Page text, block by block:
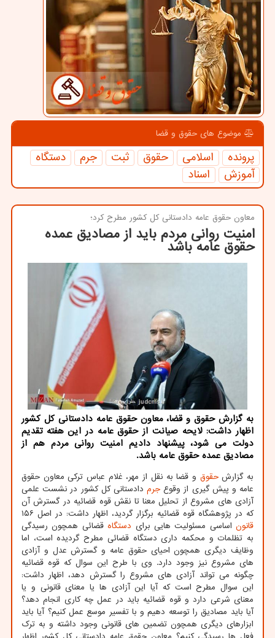
موضوع های حقوق و قضا
پرونده اسلامی حقوق ثبت جرم
دستگاه
آموزش
اسناد
معاون حقوق عامه دادستانی كل كشور مطرح كرد؛
امنیت روانی مردم باید از مصادیق عمده
حقوق عامه باشد
به گزارش حقوق و قضا، معاون حقوق عامه دادستانی کل کشور
اظهار داشت: لایحه صیانت از حقوق عامه در این هفته تقدیم
دولت می شود، پیشنهاد دادیم امنیت روانی مردم هم از
مصادیق عمده حقوق عامه باشد.
به گزارشحقوق و قضا به نقل از مهر، غلام عباس ترکی معاون حقوق
عامه و پیش گیری از وقوع جرم دادستانی کل کشور در نشست علمی
آزادی های مشروع از تحلیل معنا تا نقش قوه قضائیه در گسترش آن
که در پژوهشگاه قوه قضائیه برگزار گردید، اظهار داشت: در اصل ۱۵۶
قانون اساسی مسئولیت هایی برای دستگاه قضائی همچون رسیدگی
به تظلمات و محکمه داری دستگاه قضائی مطرح گردیده است، اما
وظایف دیگری همچون احیای حقوق عامه و گسترش عدل و آزادی
های مشروع نیز وجود دارد. وی با طرح این سوال که قوه قضائیه
چگونه می تواند آزادی های مشروع را گسترش دهد، اظهار داشت:
این سوال مطرح است که آیا این آزادی ها یا معنای قانونی و یا
معنای شرعی دارد و قوه قضائیه باید در عمل چه کاری انجام دهد؟
آیا باید مصادیق را توسعه دهیم و با تفسیر موسع عمل کنیم؟ آیا باید
ابزارهای دیگری همچون تضمین های قانونی وجود داشته و به ترک